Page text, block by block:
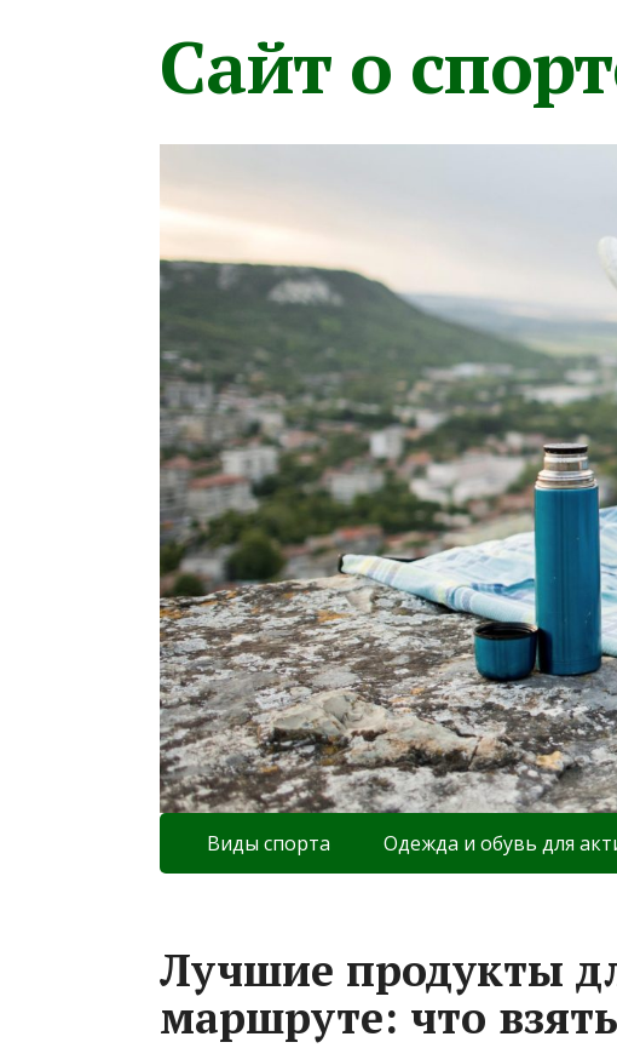
Сайт о
Виды спорта Одежда и обувь для
Лучшие продукты
маршруте: что